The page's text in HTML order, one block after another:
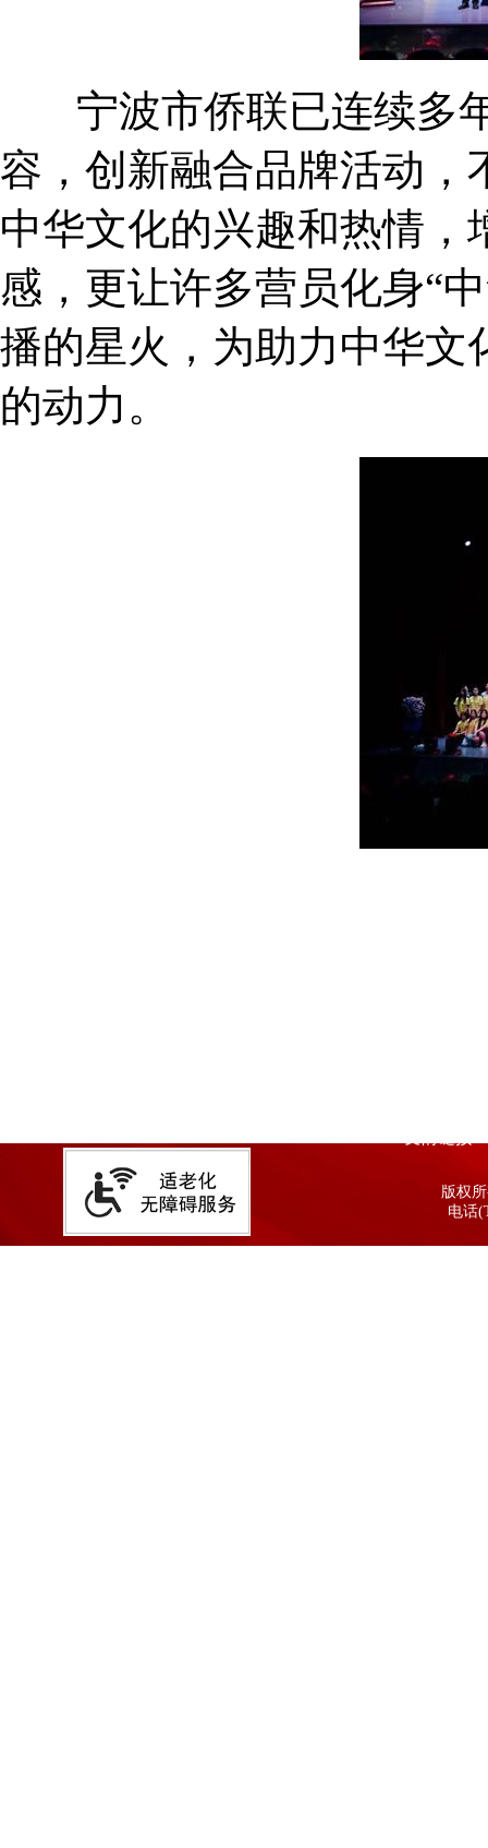
宁波市侨联已连续多年
容，创新融合品牌活动，
中华文化的兴趣和热情
感，更让许多营员化身“
播的星火，为助力中华文
的动力。
版权
电话